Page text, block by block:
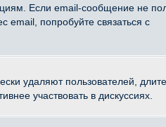
Если email-сообщение не
email, попробуйте связаться с
удаляют пользователей,
участвовать в дискуссиях.